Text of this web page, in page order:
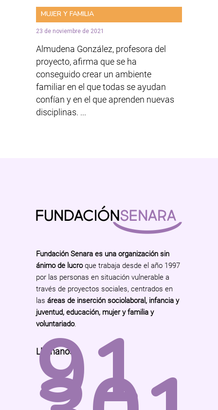
MUJER Y FAMILIA
23 de noviembre de 2021
Almudena González, profesora del
proyecto, afirma que se ha
conseguido crear un ambiente
familiar en el que todas se ayudan
confían y en el que aprenden nuevas
disciplinas. ...
Fundación Senara es una organización sin
ánimo de lucroque trabaja desde el año 1997
por las personas en situación vulnerable a
través de proyectos sociales, centrados en
las áreas de inserción sociolaboral, infancia y
juventud, educación, mujer y familia y
voluntariado.
Llámanos
91